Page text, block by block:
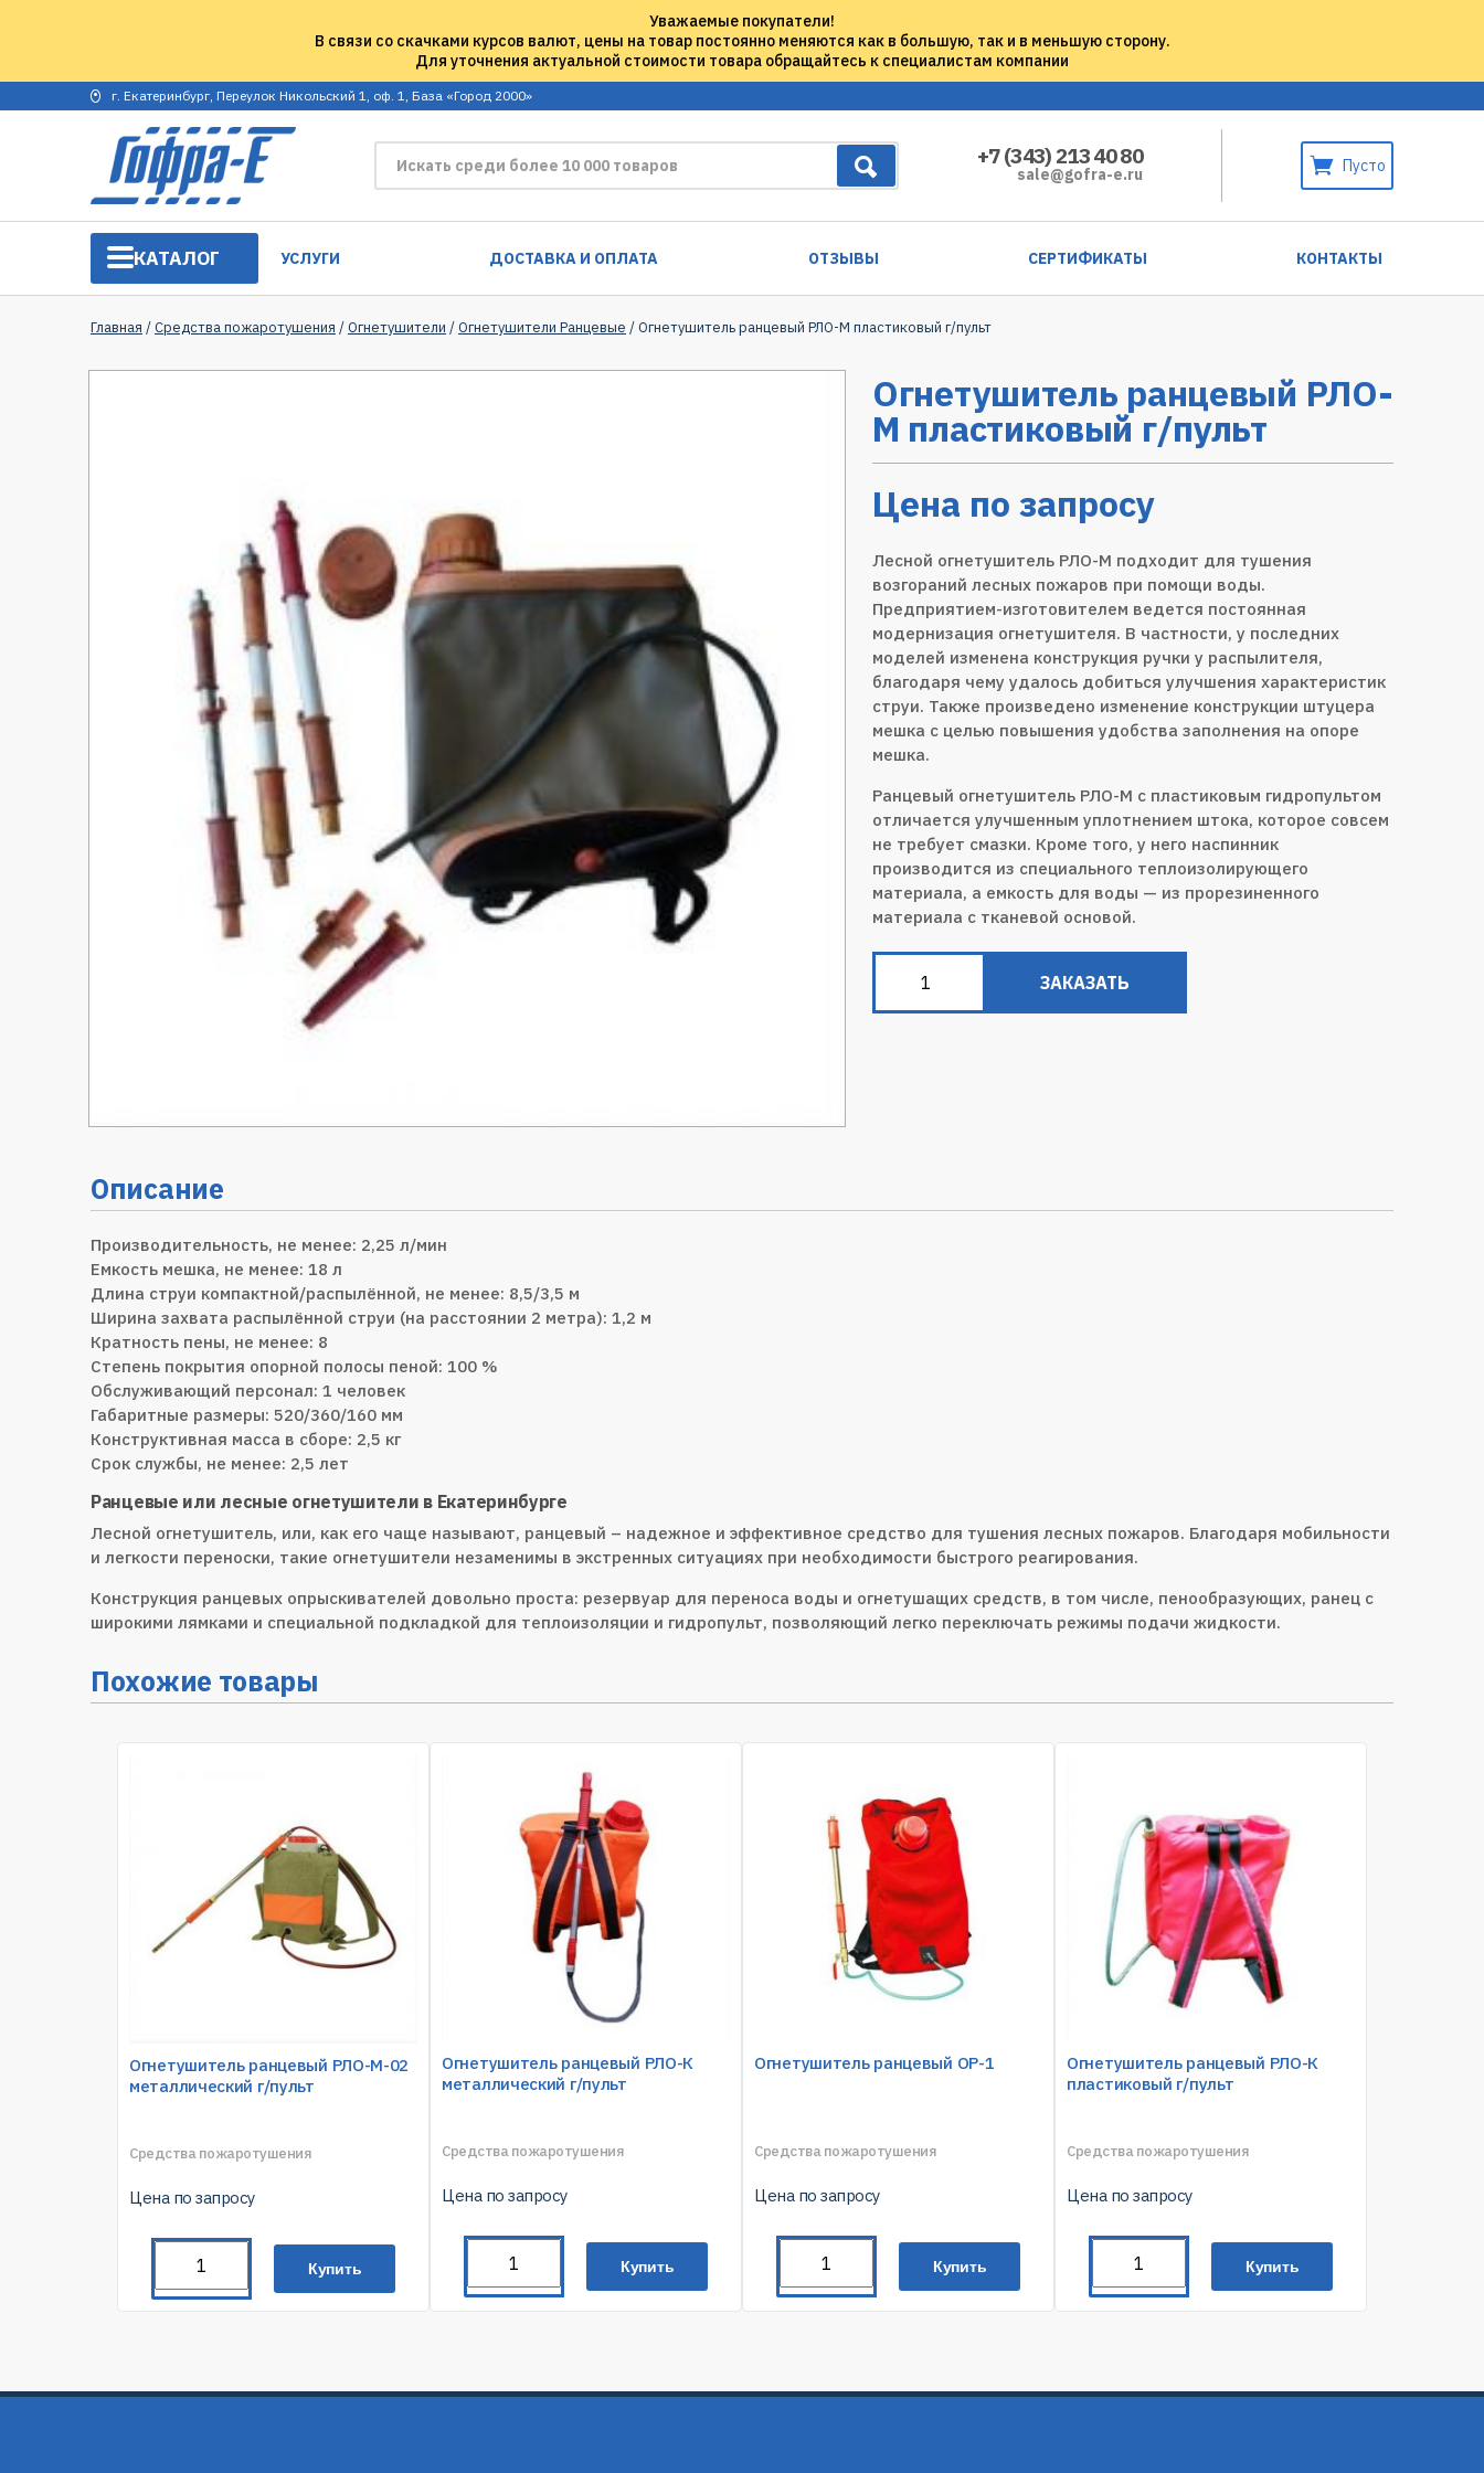
Уважаемые покупатели!
В связи со скачками курсов валют, цены на товар постоянно меняются как в большую, так и в меньшую сторону.
Для уточнения актуальной стоимости товара обращайтесь к специалистам компании
г. Екатеринбург, Переулок Никольский 1, оф. 1, База «Город 2000»
+7 (343) 213 40 80
sale@gofra-e.ru Пусто
КАТАЛОГ УСЛУГИ ДОСТАВКА И ОПЛАТА ОТЗЫВЫ СЕРТИФИКАТЫ КОНТАКТЫ
Главная /Средства пожаротушения /Огнетушители /Огнетушители Ранцевые / Огнетушитель ранцевый РЛО-М пластиковый г/пульт
Огнетушитель ранцевый РЛО-
М пластиковый г/пульт
Цена по запросу
Лесной огнетушитель РЛО-М подходит для тушения
возгораний лесных пожаров при помощи воды.
Предприятием-изготовителем ведется постоянная
модернизация огнетушителя. В частности, у последних
моделей изменена конструкция ручки у распылителя,
благодаря чему удалось добиться улучшения характеристик
струи. Также произведено изменение конструкции штуцера
мешка с целью повышения удобства заполнения на опоре
мешка.
Ранцевый огнетушитель РЛО-М с пластиковым гидропультом
отличается улучшенным уплотнением штока, которое совсем
не требует смазки. Кроме того, у него наспинник
производится из специального теплоизолирующего
материала, а емкость для воды — из прорезиненного
материала с тканевой основой.
ЗАКАЗАТЬ
Описание
Производительность, не менее: 2,25 л/мин­­
Емкость мешка, не менее: 18 л
Длина струи компактной/распылённой, не менее: 8,5/3,5 м
Ширина захвата распылённой струи (на расстоянии 2 метра): 1,2 м
Кратность пены, не менее: 8
Степень покрытия опорной полосы пеной: 100 %
Обслуживающий персонал: 1 человек
Габаритные размеры: 520/360/160 мм
Конструктивная масса в сборе: 2,5 кг
Срок службы, не менее: 2,5 лет
Ранцевые или лесные огнетушители в Екатеринбурге
Лесной огнетушитель, или, как его чаще называют, ранцевый – надежное и эффективное средство для тушения лесных пожаров. Благодаря мобильности
и легкости переноски, такие огнетушители незаменимы в экстренных ситуациях при необходимости быстрого реагирования.
Конструкция ранцевых опрыскивателей довольно проста: резервуар для переноса воды и огнетушащих средств, в том числе, пенообразующих, ранец с
широкими лямками и специальной подкладкой для теплоизоляции и гидропульт, позволяющий легко переключать режимы подачи жидкости.
Похожие товары
Огнетушитель ранцевый РЛО-М-02
металлический г/пульт
Средства пожаротушения
Цена по запросу
Купить
Огнетушитель ранцевый РЛО-К
металлический г/пульт
Средства пожаротушения
Цена по запросу
Купить
Огнетушитель ранцевый ОР-1
Средства пожаротушения
Цена по запросу
Купить
Огнетушитель ранцевый РЛО-К
пластиковый г/пульт
Средства пожаротушения
Цена по запросу
Купить